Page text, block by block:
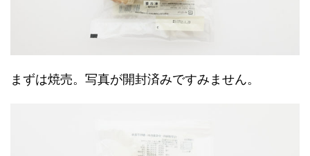
まずは焼売。写真が開封済みですみません。